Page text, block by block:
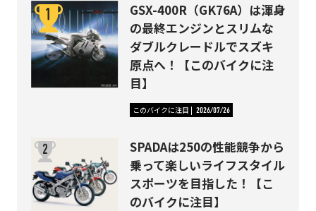
GSX-400R（GK76A）は渾身
の最終エンジンとスリムな
ダブルクレードルでスズキ
原点へ！【このバイクに注
目】
このバイクに注目 2026/07/26
SPADAは250の性能競争から
乗って楽しいライフスタイル
スポーツを目指した！【こ
のバイクに注目】